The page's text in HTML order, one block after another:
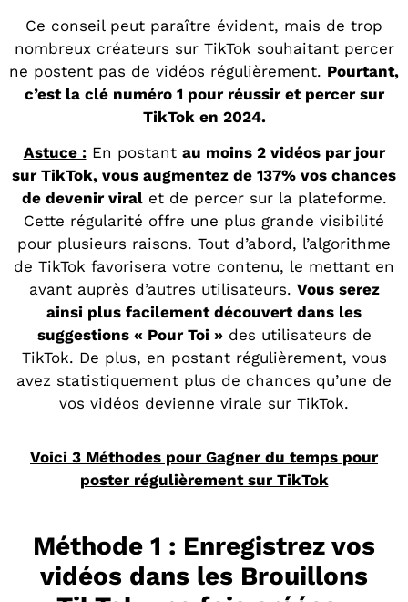
Ce conseil peut paraître évident, mais de trop
nombreux créateurs sur TikTok souhaitant percer
ne postent pas de vidéos régulièrement. Pourtant,
c’est la clé numéro 1 pour réussir et percer sur
TikTok en 2024.
Astuce :En postant au moins 2 vidéos par jour
sur TikTok, vous augmentez de 137% vos chances
de devenir viralet de percer sur la plateforme.
Cette régularité offre une plus grande visibilité
pour plusieurs raisons. Tout d’abord, l’algorithme
de TikTok favorisera votre contenu, le mettant en
avant auprès d’autres utilisateurs. Vous serez
ainsi plus facilement découvert dans les
suggestions « Pour Toi »des utilisateurs de
TikTok. De plus, en postant régulièrement, vous
avez statistiquement plus de chances qu’une de
vos vidéos devienne virale sur TikTok.
Voici 3 Méthodes pour Gagner du temps pour
poster régulièrement sur TikTok
Méthode 1 : Enregistrez vos
vidéos dans les Brouillons